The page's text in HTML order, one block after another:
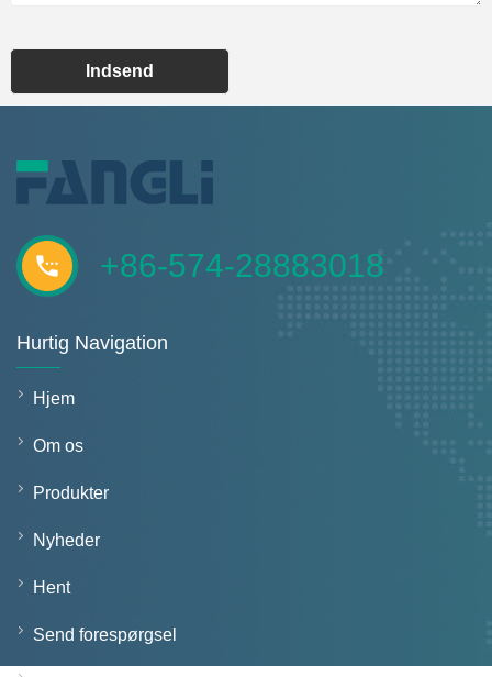
Indsend
+86-574-28883018
Hurtig Navigation
Hjem
Om os
Produkter
Nyheder
Hent
Send forespørgsel